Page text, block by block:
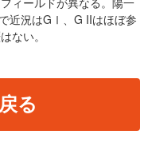
近況はGⅠ、G IIはほぼ参
ない。
る